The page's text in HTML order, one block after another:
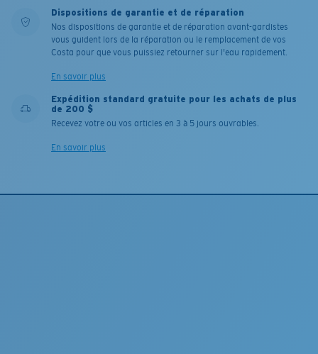
Dispositions de garantie et de réparation
Nos dispositions de garantie et de réparation avant-gardistes
vous guident lors de la réparation ou le remplacement de vos
Costa pour que vous puissiez retourner sur l'eau rapidement.
En savoir plus
Expédition standard gratuite pour les achats de plus
de 200 $
Recevez votre ou vos articles en 3 à 5 jours ouvrables.
En savoir plus